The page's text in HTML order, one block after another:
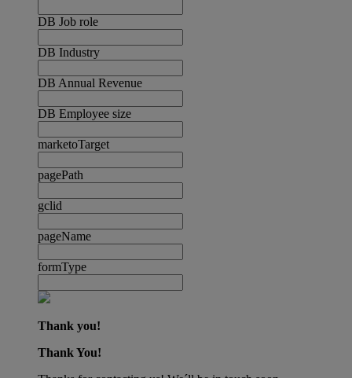
DB Job role
DB Industry
DB Annual Revenue
DB Employee size
marketoTarget
pagePath
gclid
pageName
formType
Thank you!
Thank You!